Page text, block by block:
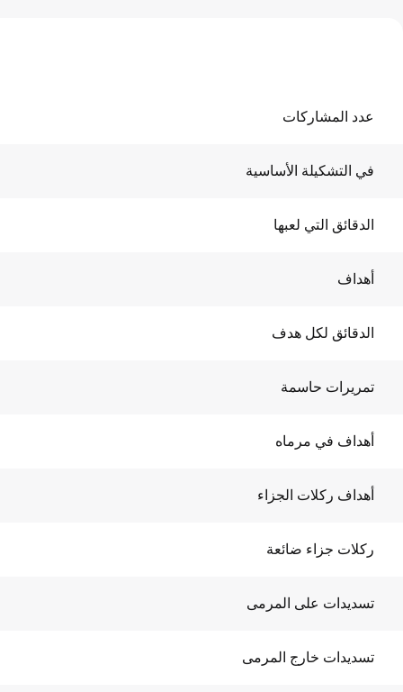
عدد المشاركات
في التشكيلة الأساسية
الدقائق التي لعبها
أهداف
الدقائق لكل هدف
تمريرات حاسمة
أهداف في مرماه
أهداف ركلات الجزاء
ركلات جزاء ضائعة
تسديدات على المرمى
تسديدات خارج المرمى